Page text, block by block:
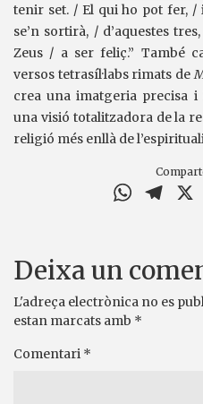
tenir set. / El qui ho pot fer, /
se’n sortirà, / d’aquestes
Zeus / a ser feliç.” També
versos tetrasíl·labs rimats de
crea una imatgeria precisa i
una visió totalitzadora de la
religió més enllà de
WhatsApp
Deixa un
L'adreça electrònica no es
estan marcats amb *
Comentari *